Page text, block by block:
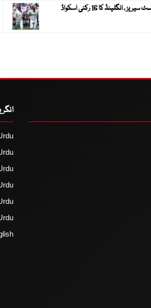
پاکستان کیخلاف ٹیسٹ سیریز ، انگلینڈ کا 16 رکنی اسکواڈ